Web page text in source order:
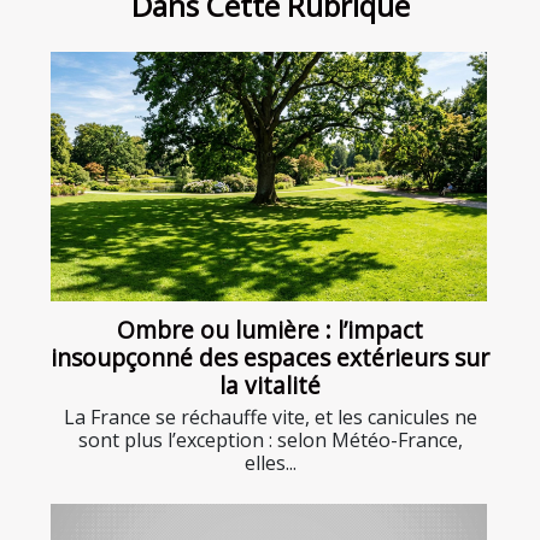
Ombre ou lumière : l’impact
insoupçonné des espaces extérieurs sur
la vitalité
La France se réchauffe vite, et les canicules ne
sont plus l’exception : selon Météo-France,
elles...